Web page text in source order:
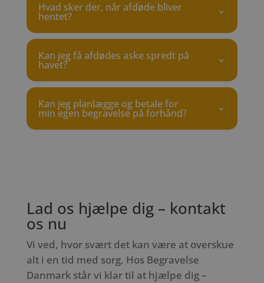
Hvad sker der, når afdøde bliver
hentet?
Kan jeg få afdødes aske spredt på
havet?
Kan jeg planlægge og betale for
min egen begravelse på forhånd?
Lad os hjælpe dig – kontakt
os nu
Vi ved, hvor svært det kan være at overskue
alt i en tid med sorg. Hos Begravelse
Danmark står vi klar til at hjælpe dig –